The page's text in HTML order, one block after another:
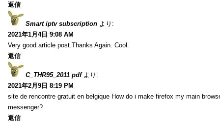
返信
Smart iptv subscription より:
2021年1月4日 9:08 AM
Very good article post.Thanks Again. Cool.
返信
C_THR95_2011 pdf より:
2021年2月9日 8:19 PM
site de rencontre gratuit en belgique How do i make firefox my main
messenger?
返信